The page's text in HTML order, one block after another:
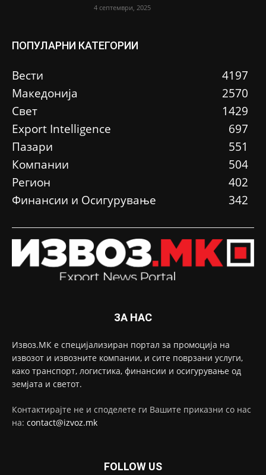
4 септември, 2025
ПОПУЛАРНИ КАТЕГОРИИ
Вести
4197
Македонија
2570
Свет
1429
Еxport Intelligence
697
Пазари
551
Компании
504
Регион
402
Финансии и Осигурување
342
ЗА НАС
Извоз.МК е специјализиран портал за промоција на
извозот и извозните компании, и сите поврзани услуги,
како транспорт, логистика, финансии и осигурување од
земјата и светот.
Контактирајте не и споделете ги Вашите приказни со нас
на: contact@izvoz.mk
FOLLOW US